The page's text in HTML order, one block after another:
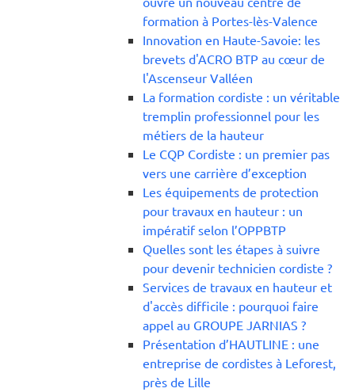
formation à Portes-lès-Valence
Innovation en Haute-Savoie: les
brevets d'ACRO BTP au cœur de
l'Ascenseur Valléen
La formation cordiste : un véritable
tremplin professionnel pour les
métiers de la hauteur
Le CQP Cordiste : un premier pas
vers une carrière d’exception
Les équipements de protection
pour travaux en hauteur : un
impératif selon l’OPPBTP
Quelles sont les étapes à suivre
pour devenir technicien cordiste ?
Services de travaux en hauteur et
d'accès difficile : pourquoi faire
appel au GROUPE JARNIAS ?
Présentation d’HAUTLINE : une
entreprise de cordistes à Leforest,
près de Lille